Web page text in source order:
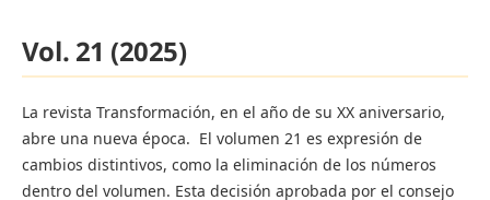
Vol. 21 (2025)
La revista Transformación, en el año de su XX aniversario,
abre una nueva época. El volumen 21 es expresión de
cambios distintivos, como la eliminación de los números
dentro del volumen. Esta decisión aprobada por el consejo